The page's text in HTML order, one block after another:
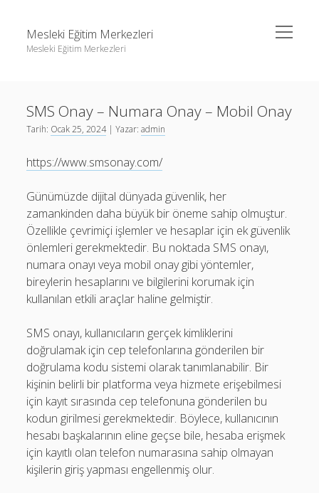
Mesleki Eğitim Merkezleri
Mesleki Eğitim Merkezleri
menüyü
aç
Liste
Sayfa Listesi
Threads Beğeni Arttırma
Liste
Sayfa Listesi
Threads Beğeni Arttırma
Twitter Gizli Hesaba Nasıl Bakılır
SMS Onay – Numara Onay – Mobil Onay
Tarih: Ocak 25, 2024| Yazar:admin
https://www.smsonay.com/
Günümüzde dijital dünyada güvenlik, her
zamankinden daha büyük bir öneme sahip olmuştur.
Özellikle çevrimiçi işlemler ve hesaplar için ek güvenlik
önlemleri gerekmektedir. Bu noktada SMS onayı,
numara onayı veya mobil onay gibi yöntemler,
bireylerin hesaplarını ve bilgilerini korumak için
kullanılan etkili araçlar haline gelmiştir.
SMS onayı, kullanıcıların gerçek kimliklerini
doğrulamak için cep telefonlarına gönderilen bir
doğrulama kodu sistemi olarak tanımlanabilir. Bir
kişinin belirli bir platforma veya hizmete erişebilmesi
için kayıt sırasında cep telefonuna gönderilen bu
kodun girilmesi gerekmektedir. Böylece, kullanıcının
hesabı başkalarının eline geçse bile, hesaba erişmek
için kayıtlı olan telefon numarasına sahip olmayan
kişilerin giriş yapması engellenmiş olur.